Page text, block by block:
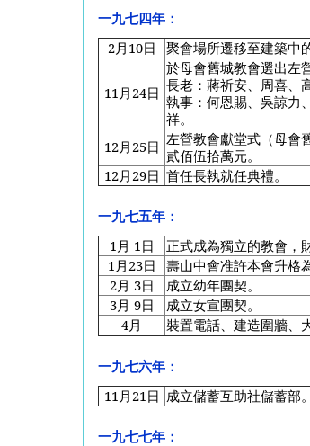
一九七四年：
2月10日 聚會場所遷移至建築中
11月24日
於母會舊城教會選出左
長老：蔣祈安、周喜、
執事：何恩賜、吳諒力
祥。
12月25日 左營教會獻堂式（母會
貳佰伍拾萬元。
12月29日 首任長執就任典禮。
一九七五年：
1月 1日
正式成為獨立的教會，
1月23日
壽山中會准許本會升格
2月 3日
成立幼年團契。
3月 9日
成立女宣團契。
4月 裝置電話、建造圍牆、
一九七六年：
11月21日 成立儲蓄互助社儲蓄部。
一九七七年：